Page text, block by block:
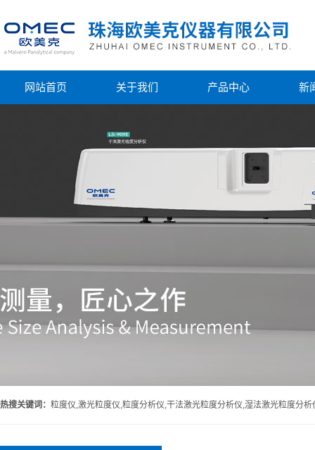
网站首页 关于我们 产品中心 新
热搜关键词： 粒度仪,激光粒度仪,粒度分析仪,干法激光粒度分析仪,湿法激光粒度分析